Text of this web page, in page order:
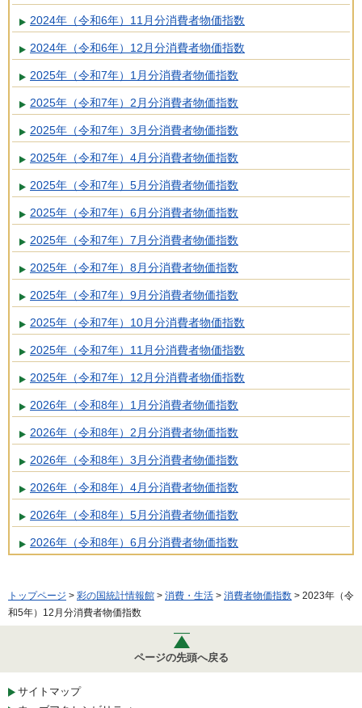
2024年（令和6年）11月分消費者物価指数
2024年（令和6年）12月分消費者物価指数
2025年（令和7年）1月分消費者物価指数
2025年（令和7年）2月分消費者物価指数
2025年（令和7年）3月分消費者物価指数
2025年（令和7年）4月分消費者物価指数
2025年（令和7年）5月分消費者物価指数
2025年（令和7年）6月分消費者物価指数
2025年（令和7年）7月分消費者物価指数
2025年（令和7年）8月分消費者物価指数
2025年（令和7年）9月分消費者物価指数
2025年（令和7年）10月分消費者物価指数
2025年（令和7年）11月分消費者物価指数
2025年（令和7年）12月分消費者物価指数
2026年（令和8年）1月分消費者物価指数
2026年（令和8年）2月分消費者物価指数
2026年（令和8年）3月分消費者物価指数
2026年（令和8年）4月分消費者物価指数
2026年（令和8年）5月分消費者物価指数
2026年（令和8年）6月分消費者物価指数
トップページ > 彩の国統計情報館 > 消費・生活 > 消費者物価指数 > 2023年（令
和5年）12月分消費者物価指数
ページの先頭へ戻る
サイトマップ